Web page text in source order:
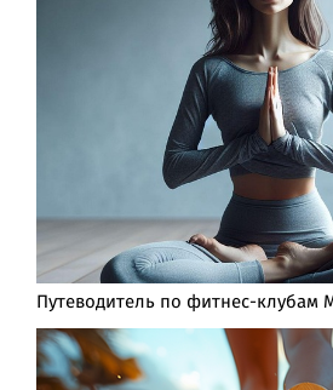
Путеводитель по фитнес-клубам